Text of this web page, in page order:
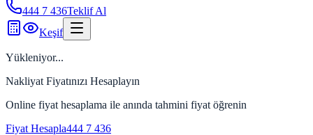
444 7 436Teklif Al
Keşif
Yükleniyor...
Nakliyat Fiyatınızı Hesaplayın
Online fiyat hesaplama ile anında tahmini fiyat öğrenin
Fiyat Hesapla444 7 436